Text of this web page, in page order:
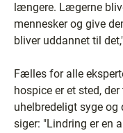
længere. Lægerne
mennesker og give
bliver uddannet til
Fælles for alle
hospice er et sted,
uhelbredeligt syge og
siger: "Lindring er en